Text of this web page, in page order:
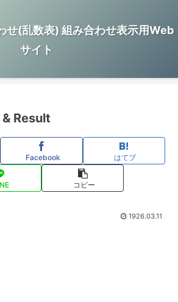
せ(乱数表) 組み合わせ表示用Web
サイト
Result
Facebook はてブ
コピー
1926.03.11